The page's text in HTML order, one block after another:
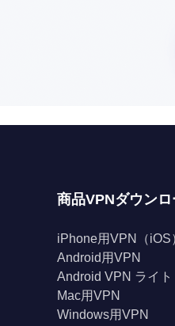
商品VPNダウンロ
iPhone用VPN（iOS
Android用VPN
Android VPN ライト
Mac用VPN
Windows用VPN